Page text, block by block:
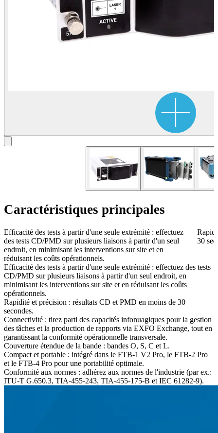
Caractéristiques principales
Efficacité des tests à partir d'une seule extrémité : effectuez
des tests CD/PMD sur plusieurs liaisons à partir d'un seul
endroit, en minimisant les interventions sur site et en
réduisant les coûts opérationnels.
30
Efficacité des tests à partir d'une seule extrémité : effectuez des tests
CD/PMD sur plusieurs liaisons à partir d'un seul endroit, en
minimisant les interventions sur site et en réduisant les coûts
opérationnels.
Rapidité et précision : résultats CD et PMD en moins de 30
secondes.
Connectivité : tirez parti des capacités infonuagiques pour la gestion
des tâches et la production de rapports via EXFO Exchange, tout en
garantissant la conformité opérationnelle transversale.
Couverture étendue de la bande : bandes O, S, C et L.
Compact et portable : intégré dans le FTB-1 V2 Pro, le FTB-2 Pro
et le FTB-4 Pro pour une portabilité optimale.
Conformité aux normes : adhérez aux normes de l'industrie (par ex.:
ITU-T G.650.3, TIA-455-243, TIA-455-175-B et IEC 61282-9).